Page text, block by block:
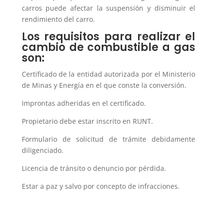
carros puede afectar la suspensión y disminuir el
rendimiento del carro.
Los requisitos para realizar el
cambio de combustible a gas
son:
Certificado de la entidad autorizada por el Ministerio
de Minas y Energía en el que conste la conversión.
Improntas adheridas en el certificado.
Propietario debe estar inscrito en RUNT.
Formulario de solicitud de trámite debidamente
diligenciado.
Licencia de tránsito o denuncio por pérdida.
Estar a paz y salvo por concepto de infracciones.